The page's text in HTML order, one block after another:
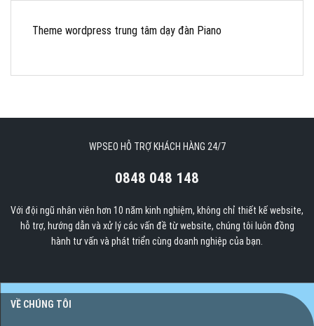
Theme wordpress trung tâm dạy đàn Piano
WPSEO HỖ TRỢ KHÁCH HÀNG 24/7
0848 048 148
Với đội ngũ nhân viên hơn 10 năm kinh nghiệm, không chỉ thiết kế website,
hỗ trợ, hướng dẫn và xử lý các vấn đề từ website, chúng tôi luôn đồng
hành tư vấn và phát triển cùng doanh nghiệp của bạn.
VỀ CHÚNG TÔI